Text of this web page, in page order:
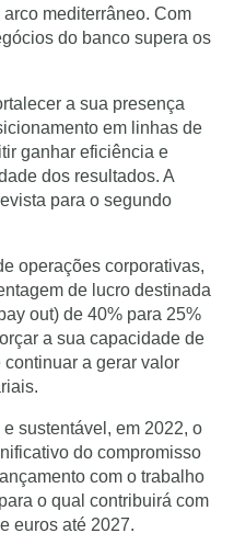
mediterrâneo. Com
do banco supera os
a sua presença
em linhas de
ganhar eficiência e
dos resultados. A
para o segundo
operações corporativas,
de lucro destinada
out) de 40% para 25%
a sua capacidade de
a gerar valor
sustentável, em 2022, o
do compromisso
com o trabalho
o qual contribuirá com
euros até 2027.